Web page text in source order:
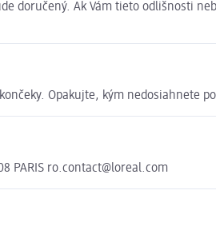
doručený. Ak Vám tieto odlišnosti
Opakujte, kým nedosiahnete
PARIS ro.contact@loreal.com